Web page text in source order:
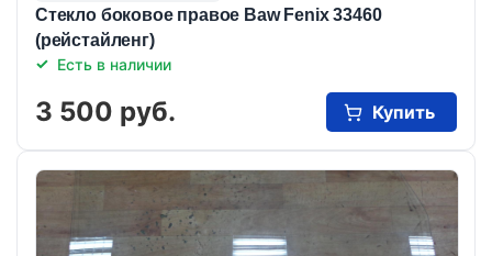
Стекло боковое правое Baw Fenix 33460
(рейстайленг)
Есть в наличии
3 500 руб. Купить